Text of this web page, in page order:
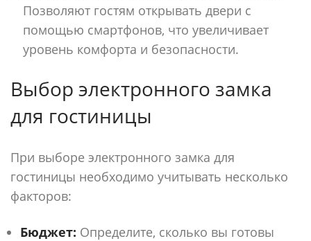
Позволяют гостям открывать двери с
помощью смартфонов, что увеличивает
уровень комфорта и безопасности.
Выбор электронного замка
для гостиницы
При выборе электронного замка для
гостиницы необходимо учитывать несколько
факторов:
Бюджет: Определите, сколько вы готовы